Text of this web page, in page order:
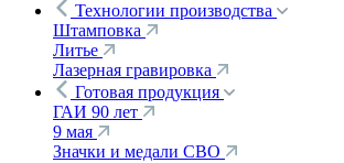
Технологии производства
Штамповка
Литье
Лазерная гравировка
Готовая продукция
ГАИ 90 лет
9 мая
Значки и медали СВО